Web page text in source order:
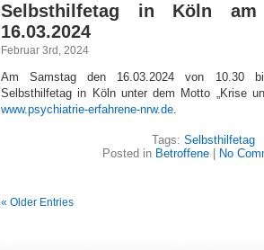
Selbsthilfetag in Köln am
16.03.2024
Februar 3rd, 2024
Am Samstag den 16.03.2024 von 10.30
Selbsthilfetag in Köln unter dem Motto „Krise
www.psychiatrie-erfahrene-nrw.de.
Tags: Selbsthilfetag
Posted in Betroffene No
« Older Entries